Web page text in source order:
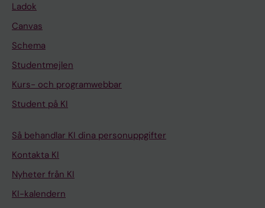
Ladok
Canvas
Schema
Studentmejlen
Kurs- och programwebbar
Student på KI
Så behandlar KI dina personuppgifter
Kontakta KI
Nyheter från KI
KI-kalendern